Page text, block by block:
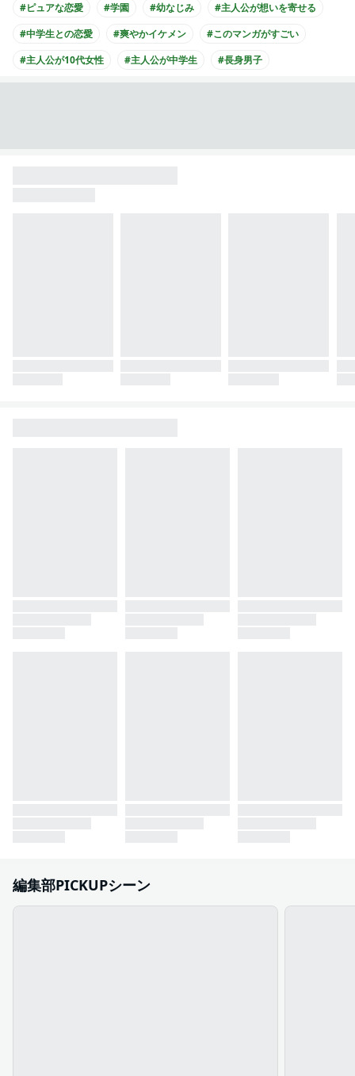
#ピュアな恋愛 #学園 #幼なじみ
#主人公が想いを寄せる
#中学生との恋愛
#爽やかイケメン
#このマンガがすごい
#主人公が10代女性
#主人公が中学生 #長身男子
編集部PICKUPシーン